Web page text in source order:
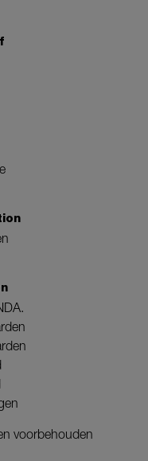
voorbehouden